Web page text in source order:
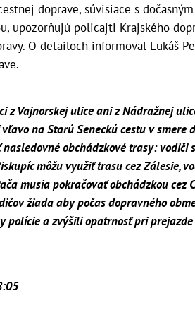
doprave, súvisiace s
upozorňujú policajti Krajského
O detailoch informoval Lukáš
z Vajnorskej ulice ani z Nádražnej
na Starú Seneckú cestu v smere
obchádzkové trasy:vodiči
môžu využiť trasu cez Zálesie,
musia pokračovať obchádzkou cez
žiada aby počas dopravného
polície a zvýšili opatrnosť pri